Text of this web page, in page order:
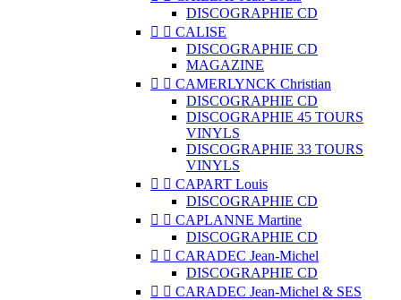
DISCOGRAPHIE CD
  CALISE
DISCOGRAPHIE CD
MAGAZINE
  CAMERLYNCK Christian
DISCOGRAPHIE CD
DISCOGRAPHIE 45 TOURS
VINYLS
DISCOGRAPHIE 33 TOURS
VINYLS
  CAPART Louis
DISCOGRAPHIE CD
  CAPLANNE Martine
DISCOGRAPHIE CD
  CARADEC Jean-Michel
DISCOGRAPHIE CD
  CARADEC Jean-Michel & SES